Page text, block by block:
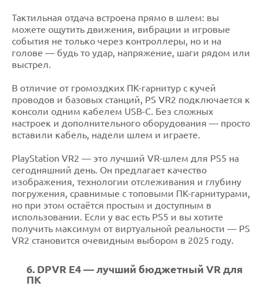
Тактильная отдача встроена прямо в шлем: вы
можете ощутить движения, вибрации и игровые
события не только через контроллеры, но и на
голове — будь то удар, напряжение, шаги рядом или
выстрел.
В отличие от громоздких ПК-гарнитур с кучей
проводов и базовых станций, PS VR2 подключается к
консоли одним кабелем USB-C. Без сложных
настроек и дополнительного оборудования — просто
вставили кабель, надели шлем и играете.
PlayStation VR2 — это лучший VR-шлем для PS5 на
сегодняшний день. Он предлагает качество
изображения, технологии отслеживания и глубину
погружения, сравнимые с топовыми ПК-гарнитурами,
но при этом остаётся простым и доступным в
использовании. Если у вас есть PS5 и вы хотите
получить максимум от виртуальной реальности — PS
VR2 становится очевидным выбором в 2025 году.
6. DPVR E4 — лучший бюджетный VR для
ПК